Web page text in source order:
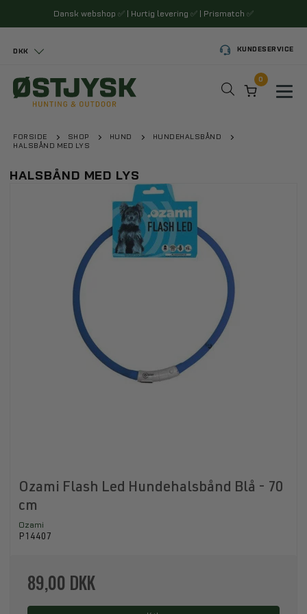
Dansk webshop ✅ | Hurtig levering ✅ | Prismatch ✅
DKK KUNDESERVICE
0
FORSIDE SHOP HUND
HUNDEHALSBÅND
HALSBÅND MED LYS
HALSBÅND MED LYS
Ozami Flash Led Hundehalsbånd Blå - 70
cm
Ozami
P14407
89,00 DKK